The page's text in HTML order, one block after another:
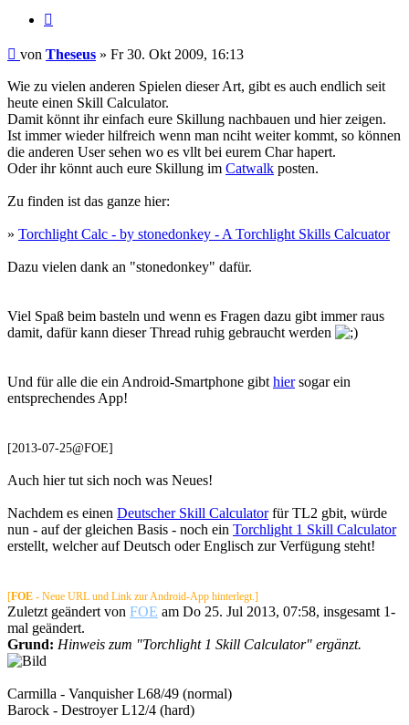
Beitrag
von Theseus » Fr 30. Okt 2009, 16:13
Wie zu vielen anderen Spielen dieser Art, gibt es auch endlich seit
heute einen Skill Calculator.
Damit könnt ihr einfach eure Skillung nachbauen und hier zeigen.
Ist immer wieder hilfreich wenn man nciht weiter kommt, so können
die anderen User sehen wo es vllt bei eurem Char hapert.
Oder ihr könnt auch eure Skillung im Catwalk posten.
Zu finden ist das ganze hier:
» Torchlight Calc - by stonedonkey - A Torchlight Skills Calcuator
Dazu vielen dank an "stonedonkey" dafür.
Viel Spaß beim basteln und wenn es Fragen dazu gibt immer raus
damit, dafür kann dieser Thread ruhig gebraucht werden
Und für alle die ein Android-Smartphone gibt hiersogar ein
entsprechendes App!
[2013-07-25@FOE]
Auch hier tut sich noch was Neues!
Nachdem es einen Deutscher Skill Calculatorfür TL2 gbit, würde
nun - auf der gleichen Basis - noch ein Torchlight 1 Skill Calculator
erstellt, welcher auf Deutsch oder Englisch zur Verfügung steht!
[FOE - Neue URL und Link zur Android-App hinterlegt.]
Zuletzt geändert von FOE am Do 25. Jul 2013, 07:58, insgesamt 1-
mal geändert.
Grund: Hinweis zum "Torchlight 1 Skill Calculator" ergänzt.
Carmilla - Vanquisher L68/49 (normal)
Barock - Destroyer L12/4 (hard)